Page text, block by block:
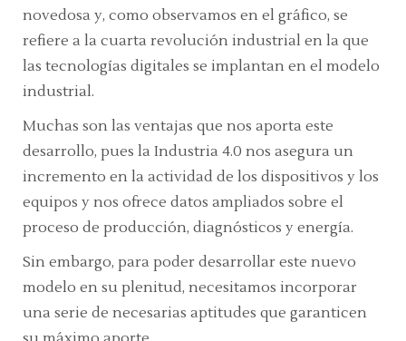
novedosa y, como observamos en el gráfico, se
refiere a la cuarta revolución industrial en la que
las tecnologías digitales se implantan en el modelo
industrial.
Muchas son las ventajas que nos aporta este
desarrollo, pues la Industria 4.0 nos asegura un
incremento en la actividad de los dispositivos y los
equipos y nos ofrece datos ampliados sobre el
proceso de producción, diagnósticos y energía.
Sin embargo, para poder desarrollar este nuevo
modelo en su plenitud, necesitamos incorporar
una serie de necesarias aptitudes que garanticen